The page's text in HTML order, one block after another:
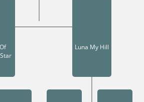
Luna My Hill